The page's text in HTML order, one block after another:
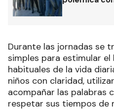
Durante las jornadas se
simples para estimular el
habituales de la vida
niños con claridad,
acompañar las palabras
respetar sus tiempos de